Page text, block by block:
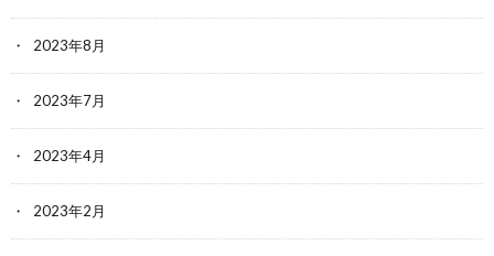
2023年8月
2023年7月
2023年4月
2023年2月